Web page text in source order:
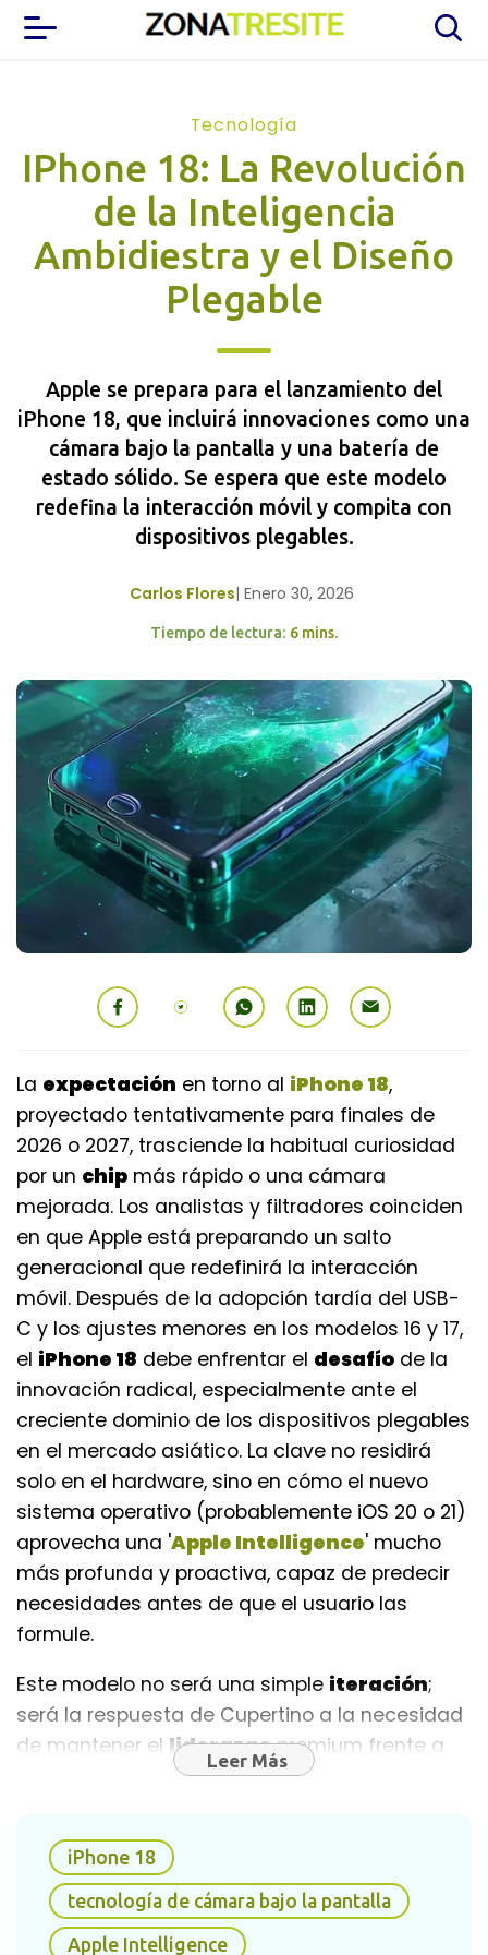
Tecnología
IPhone 18: La Revolución
de la Inteligencia
Ambidiestra y el Diseño
Plegable
Apple se prepara para el lanzamiento del
iPhone 18, que incluirá innovaciones como una
cámara bajo la pantalla y una batería de
estado sólido. Se espera que este modelo
redefina la interacción móvil y compita con
dispositivos plegables.
Carlos Flores| Enero 30, 2026
Tiempo de lectura: 6 mins.
La expectación en torno al iPhone 18,
proyectado tentativamente para finales de
2026 o 2027, trasciende la habitual curiosidad
por un chip más rápido o una cámara
mejorada. Los analistas y filtradores coinciden
en que Apple está preparando un salto
generacional que redefinirá la interacción
móvil. Después de la adopción tardía del USB-
C y los ajustes menores en los modelos 16 y 17,
el iPhone 18 debe enfrentar el desafío de la
innovación radical, especialmente ante el
creciente dominio de los dispositivos plegables
en el mercado asiático. La clave no residirá
solo en el hardware, sino en cómo el nuevo
sistema operativo (probablemente iOS 20 o 21)
aprovecha una 'Apple Intelligence' mucho
más profunda y proactiva, capaz de predecir
necesidades antes de que el usuario las
formule.
Este modelo no será una simple iteración;
será la respuesta de Cupertino a la necesidad
de mantener el liderazgopremium frente a
competidores que ofrecen experiencias de
sólido. EliPhone 18
dispositivo que finalmente adoptará
tecnologíasque han estado en fase de
'cocción lenta' durante años: la eliminación
Leer Más
iPhone 18
tecnología de cámara bajo la pantalla
Apple Intelligence